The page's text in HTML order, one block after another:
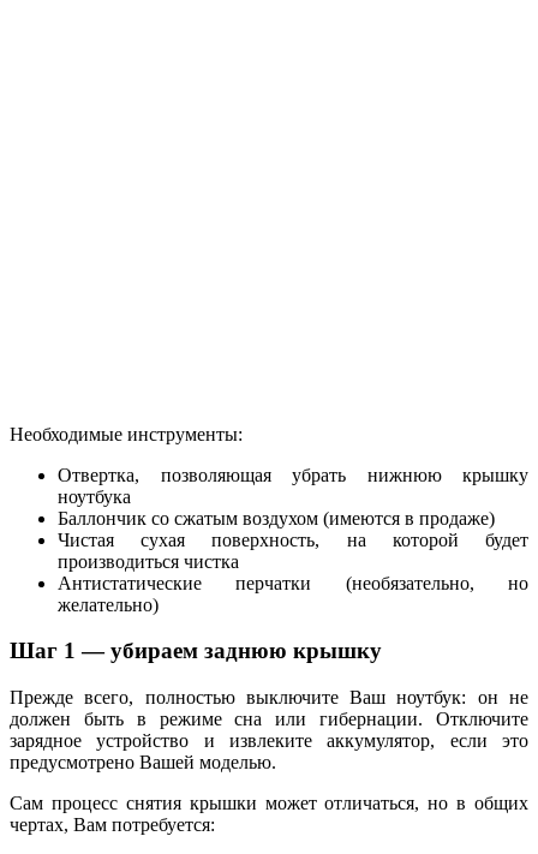
Необходимые инструменты:
Отвертка, позволяющая убрать нижнюю крышку
ноутбука
Баллончик со сжатым воздухом (имеются в продаже)
Чистая сухая поверхность, на которой будет
производиться чистка
Антистатические перчатки (необязательно, но
желательно)
Шаг 1 — убираем заднюю крышку
Прежде всего, полностью выключите Ваш ноутбук: он не
должен быть в режиме сна или гибернации. Отключите
зарядное устройство и извлеките аккумулятор, если это
предусмотрено Вашей моделью.
Сам процесс снятия крышки может отличаться, но в общих
чертах, Вам потребуется: